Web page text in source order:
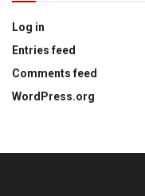
Log in
Entries feed
Comments feed
WordPress.org